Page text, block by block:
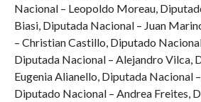
Nacional – Leopoldo Moreau,
Biasi, Diputada Nacional – Juan
– Christian Castillo, Diputado Nacional
Diputada Nacional – Alejandro Vilca,
Eugenia Alianello, Diputada Nacional
Diputado Nacional – Andrea Freites,